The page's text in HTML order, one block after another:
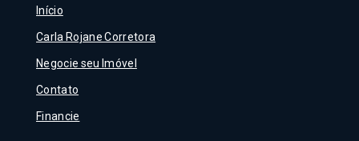
Início
Carla Rojane Corretora
Negocie seu Imóvel
Contato
Financie